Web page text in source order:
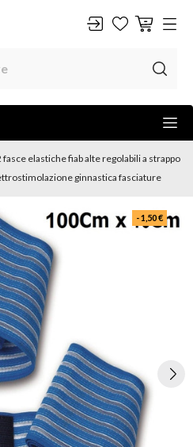
fasce elastiche fiab alte regolabili a strappo
ginnastica fasciature
- 1,50 €